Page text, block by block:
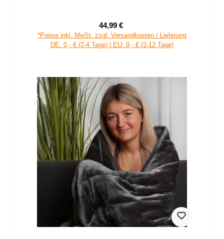
Verkaufspreis:
44,99 €
*Preise inkl. MwSt. zzgl. Versandkosten / Lieferung
DE: 0,- € (2-4 Tage) | EU: 9,- € (2-12 Tage)